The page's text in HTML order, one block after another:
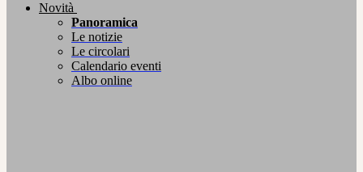
Novità
Panoramica
Le notizie
Le circolari
Calendario eventi
Albo online